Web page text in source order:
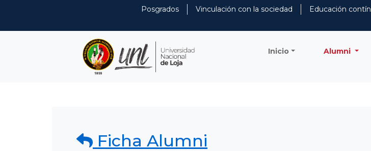
Posgrados Vinculación con la sociedad Educación
Inicio Alumni
Ficha Alumni